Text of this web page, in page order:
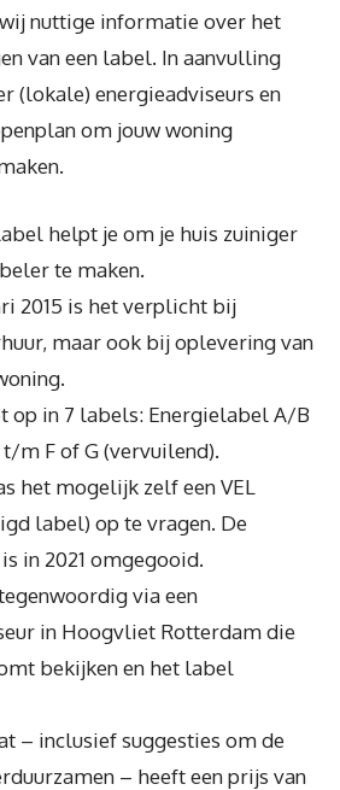
nuttige informatie over het
van een label. In aanvulling
(lokale) energieadviseurs en
om jouw woning
helpt je om je huis zuiniger
te maken.
2015 is het verplicht bij
maar ook bij oplevering van
op in 7 labels: Energielabel A/B
m F of G (vervuilend).
het mogelijk zelf een VEL
label) op te vragen. De
in 2021 omgegooid.
via een
in Hoogvliet Rotterdam die
bekijken en het label
– inclusief suggesties om de
– heeft een prijs van